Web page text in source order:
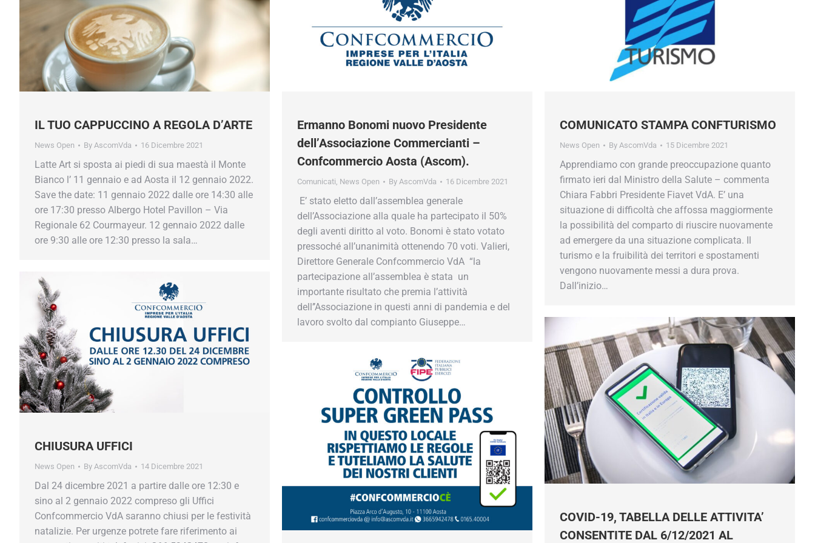
IL TUO CAPPUCCINO A REGOLA D’ARTE
News Open ByAscomVda 16 Dicembre 2021
Latte Art si sposta ai piedi di sua maestà il Monte
Bianco l’ 11 gennaio e ad Aosta il 12 gennaio 2022.
Save the date: 11 gennaio 2022 dalle ore 14:30 alle
ore 17:30 presso Albergo Hotel Pavillon – Via
Regionale 62 Courmayeur. 12 gennaio 2022 dalle
ore 9:30 alle ore 12:30 presso la sala…
Ermanno Bonomi nuovo Presidente
dell’Associazione Commercianti –
Confcommercio Aosta (Ascom).
Comunicati,News Open ByAscomVda 16 Dicembre 2021
E’ stato eletto dall’assemblea generale
dell’Associazione alla quale ha partecipato il 50%
degli aventi diritto al voto. Bonomi è stato votato
pressoché all’unanimità ottenendo 70 voti. Valieri,
Direttore Generale Confcommercio VdA “la
partecipazione all’assemblea è stata un
importante risultato che premia l’attività
dell’’Associazione in questi anni di pandemia e del
lavoro svolto dal compianto Giuseppe…
COMUNICATO STAMPA CONFTURISMO
News Open ByAscomVda 15 Dicembre 2021
Apprendiamo con grande preoccupazione quanto
firmato ieri dal Ministro della Salute – commenta
Chiara Fabbri Presidente Fiavet VdA. E’ una
situazione di difficoltà che affossa maggiormente
la possibilità del comparto di riuscire nuovamente
ad emergere da una situazione complicata. Il
turismo e la fruibilità dei territori e spostamenti
vengono nuovamente messi a dura prova.
Dall’inizio…
CHIUSURA UFFICI
News Open ByAscomVda 14 Dicembre 2021
Dal 24 dicembre 2021 a partire dalle ore 12:30 e
sino al 2 gennaio 2022 compreso gli Uffici
Confcommercio VdA saranno chiusi per le festività
natalizie. Per urgenze potrete fare riferimento ai
COVID-19, TABELLA DELLE ATTIVITA’
CONSENTITE DAL 6/12/2021 AL